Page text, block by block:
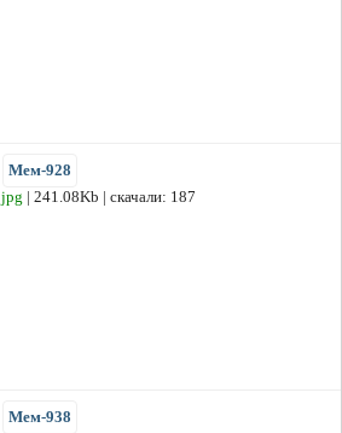
Мем-928
jpg | 241.08Kb | скачали: 187
Мем-938